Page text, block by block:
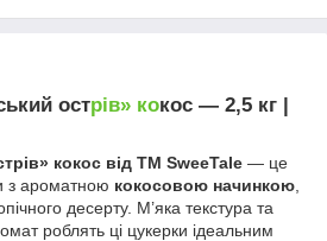
острів» кокос — 2,5 кг |
кокос від ТМ SweeTale — це
з ароматною кокосовою начинкою
десерту. М’яка текстура та
роблять ці цукерки ідеальним